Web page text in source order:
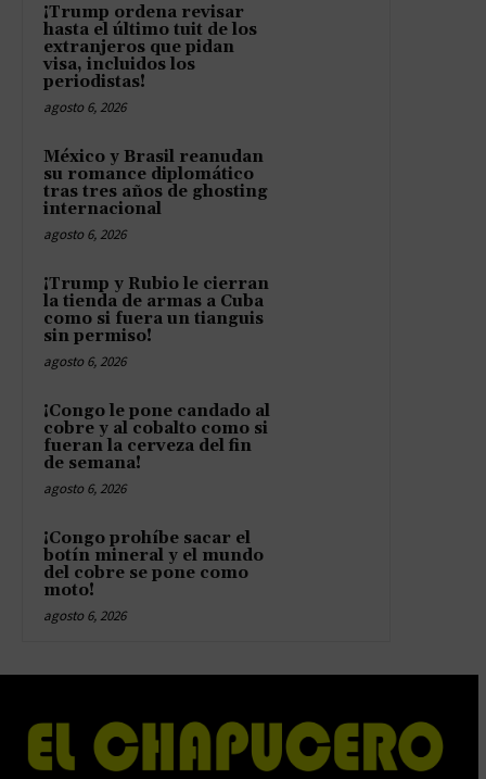
¡Trump ordena revisar
hasta el último tuit de los
extranjeros que pidan
visa, incluidos los
periodistas!
agosto 6, 2026
México y Brasil reanudan
su romance diplomático
tras tres años de ghosting
internacional
agosto 6, 2026
¡Trump y Rubio le cierran
la tienda de armas a Cuba
como si fuera un tianguis
sin permiso!
agosto 6, 2026
¡Congo le pone candado al
cobre y al cobalto como si
fueran la cerveza del fin
de semana!
agosto 6, 2026
¡Congo prohíbe sacar el
botín mineral y el mundo
del cobre se pone como
moto!
agosto 6, 2026